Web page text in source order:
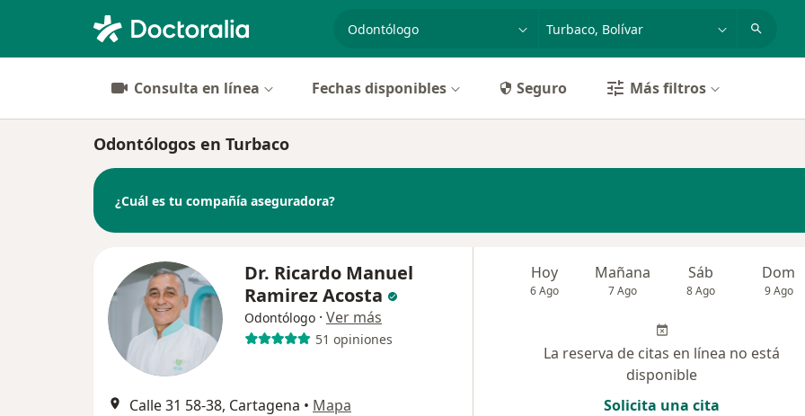
especialidad, enfermedad o nombrep. ej. Bogotá
Consulta en línea Fechas disponibles Seguro Más filtros
Odontólogos en Turbaco
¿Cuál es tu compañía aseguradora?
Dr. Ricardo Manuel
Ramirez Acosta
Odontólogo · Ver más
51 opiniones
Calle 31 58-38, Cartagena • Mapa
Hoy
6 Ago
Mañana
7 Ago
Sáb
8 Ago
Dom
9 Ago
La reserva de citas en línea no está
disponible
Solicita una cita